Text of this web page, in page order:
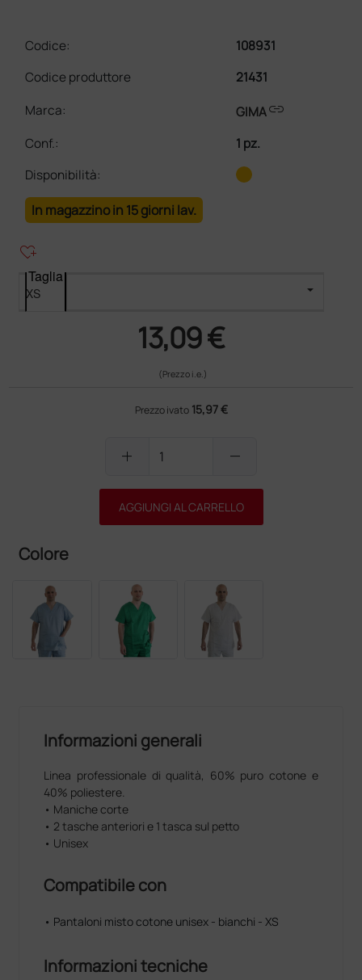
Codice:
108931
Codice produttore
21431
Marca:
GIMAlink
Conf.:
1 pz.
Disponibilità:
In magazzino in 15 giorni lav.
heart_plus
Taglia
13,09 €
(Prezzo i.e.)
Prezzo ivato 15,97 €
add remove
AGGIUNGI AL CARRELLO
Colore
Informazioni generali
Linea professionale di qualità, 60% puro cotone e
40% poliestere.
• Maniche corte
• 2 tasche anteriori e 1 tasca sul petto
• Unisex
Compatibile con
• Pantaloni misto cotone unisex - bianchi - XS
Informazioni tecniche